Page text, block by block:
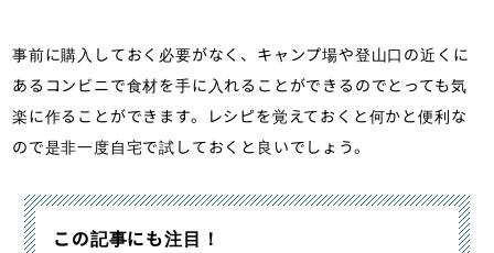
事前に購入しておく必要がなく、キャンプ場や登山口の近くに
あるコンビニで食材を手に入れることができるのでとっても気
楽に作ることができます。レシピを覚えておくと何かと便利な
ので是非一度自宅で試しておくと良いでしょう。
この記事にも注目！